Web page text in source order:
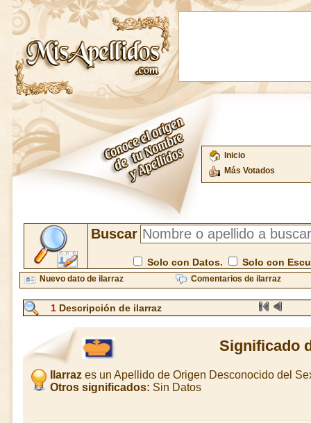
Inicio
Más Votados
Buscar
Solo con Datos. Solo con
Nuevo dato de ilarraz Comentarios de ilarraz
1 Descripción de ilarraz
Significado
Ilarrazes un Apellido de Origen Desconocido del
Otros significados: Sin Datos